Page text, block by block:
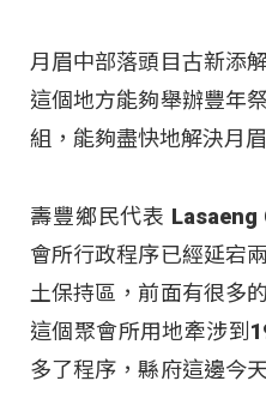
月眉中部落頭目古新添
這個地方能夠舉辦豐年
組，能夠盡快地解決月
壽豐鄉民代表
會所行政程序已經延宕
土保持區，前面有很多
這個聚會所用地牽涉到
多了程序，縣府這邊今